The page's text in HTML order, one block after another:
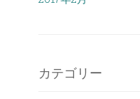
カテゴリー